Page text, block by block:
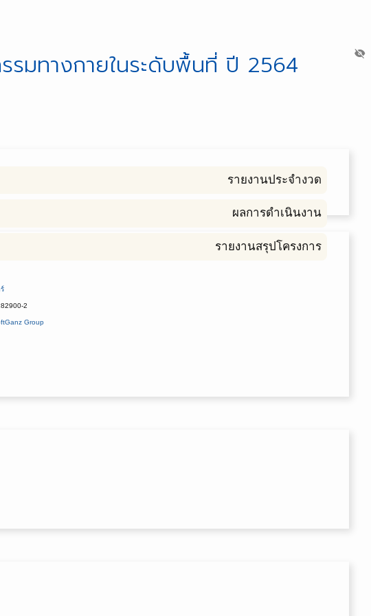
visibility_off
รมทางกายในระดับพื้นที่ ปี 2564
รายงานประจำงวด
ผลการดำเนินงาน
รายงานสรุปโครงการ
2
Group